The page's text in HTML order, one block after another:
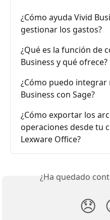
¿Cómo ayuda Vivid
gestionar los gastos?
¿Qué es la función de
Business y qué ofrece?
¿Cómo puedo integrar
Business con Sage?
¿Cómo exportar los
operaciones desde tu
Lexware Office?
¿Ha quedado
😞